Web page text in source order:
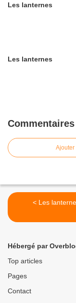
Les lanternes
Les lanternes
Commentaires
Ajouter
< Les
Hébergé par
Top articles
Pages
Contact